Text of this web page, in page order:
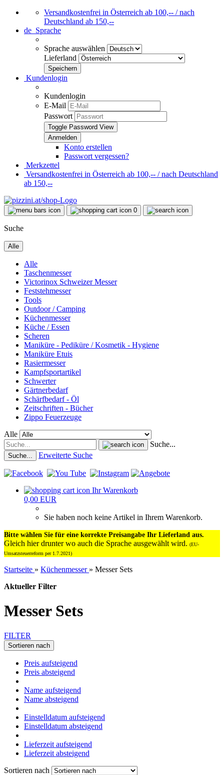
Versandkostenfrei in Österreich ab 100,-- / nach
Deutschland ab 150,--
de Sprache
Sprache auswählen
Lieferland
Kundenlogin
Kundenlogin
E-Mail
Passwort
Toggle Password View
Konto erstellen
Passwort vergessen?
Merkzettel
Versandkostenfrei in Österreich ab 100,-- / nach Deutschland
ab 150,--
0
Suche
Alle
Alle
Taschenmesser
Victorinox Schweizer Messer
Feststehmesser
Tools
Outdoor / Camping
Küchenmesser
Küche / Essen
Scheren
Maniküre - Pediküre / Kosmetik - Hygiene
Maniküre Etuis
Rasiermesser
Kampfsportartikel
Schwerter
Gärtnerbedarf
Schärfbedarf - Öl
Zeitschriften - Bücher
Zippo Feuerzeuge
Alle
Suche...
Suche... Erweiterte Suche
Ihr Warenkorb
0,00 EUR
Sie haben noch keine Artikel in Ihrem Warenkorb.
Bitte wählen Sie für eine korrekte Preisangabe Ihr Lieferland aus.
Gleich hier drunter wo auch die Sprache ausgewählt wird. (EU-
Umsatzsteuerreform per 1.7.2021)
Startseite » Küchenmesser » Messer Sets
Aktueller Filter
Messer Sets
FILTER
Sortieren nach
Preis aufsteigend
Preis absteigend
Name aufsteigend
Name absteigend
Einstelldatum aufsteigend
Einstelldatum absteigend
Lieferzeit aufsteigend
Lieferzeit absteigend
Sortieren nach